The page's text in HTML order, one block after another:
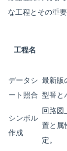
な工程とその重
工程名
データシ
ート照合
最新版
型番と
シンボル
作成
回路図
置と属
定。